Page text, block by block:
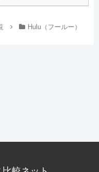
Hulu（フールー）